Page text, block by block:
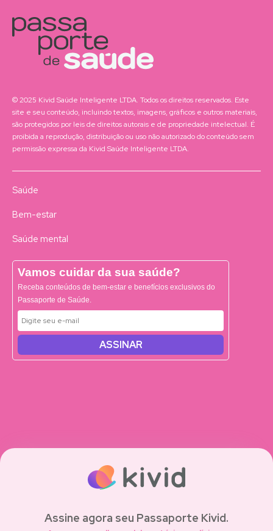
© 2025 Kivid Saúde Inteligente LTDA. Todos os direitos reservados. Este
site e seu conteúdo, incluindo textos, imagens, gráficos e outros materiais,
são protegidos por leis de direitos autorais e de propriedade intelectual. É
proibida a reprodução, distribuição ou uso não autorizado do conteúdo sem
permissão expressa da Kivid Saúde Inteligente LTDA.
Saúde
Bem-estar
Saúde mental
Vamos cuidar da sua saúde?
Receba conteúdos de bem-estar e benefícios exclusivos do
Passaporte de Saúde.
ASSINAR
Assine agora seu Passaporte Kivid.